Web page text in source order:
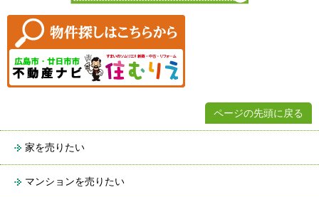
ページの先頭に戻る
家を売りたい
マンションを売りたい